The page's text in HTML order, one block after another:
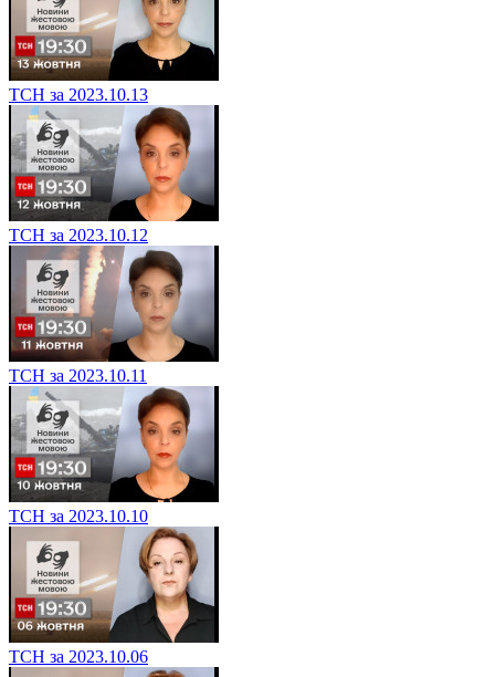
ТСН за 2023.10.13
ТСН за 2023.10.12
ТСН за 2023.10.11
ТСН за 2023.10.10
ТСН за 2023.10.06